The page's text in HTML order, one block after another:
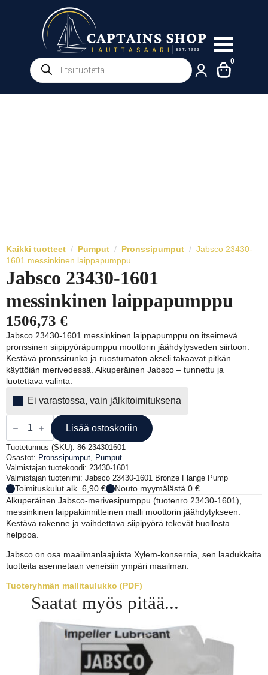
Products
search
0
Kaikki tuotteet Pumput Pronssipumput
Jabsco 23430-
1601 messinkinen laippapumppu
Jabsco 23430-1601
messinkinen laippapumppu
1506,73 €
Jabsco 23430-1601 messinkinen laippapumppu on itseimevä
pronssinen siipipyöräpumppu moottorin jäähdytysveden siirtoon.
Kestävä pronssirunko ja ruostumaton akseli takaavat pitkän
käyttöiän merivedessä. Alkuperäinen Jabsco – tunnettu ja
luotettava valinta.
Ei varastossa, vain jälkitoimituksena
Jabsco
23430-
1601
messinkinen
laippapumppu
määrä
Lisää ostoskoriin
Tuotetunnus (SKU): 86-234301601
Osastot: Pronssipumput Pumput
Valmistajan tuotekoodi: 23430-1601
Valmistajan tuotenimi: Jabsco 23430-1601 Bronze Flange Pump
Toimituskulut alk. 6,90 €
Nouto myymälästä 0 €
Alkuperäinen Jabsco-merivesipumppu (tuotenro 23430-1601),
messinkinen laippakiinnitteinen malli moottorin jäähdytykseen.
Kestävä rakenne ja vaihdettava siipipyörä tekevät huollosta
helppoa.
Jabsco on osa maailmanlaajuista Xylem-konsernia, sen laadukkaita
tuotteita asennetaan veneisiin ympäri maailman.
Tuoteryhmän mallitaulukko (PDF)
Saatat myös pitää...